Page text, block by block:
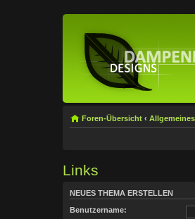
Foren-Übersicht ‹
Links
NEUES THEMA ERSTELLEN
Benutzername: